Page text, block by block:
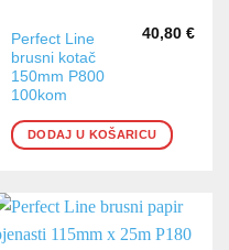
Perfect Line
brusni kotač
150mm P800
100kom
40,80 €
DODAJ U KOŠARICU